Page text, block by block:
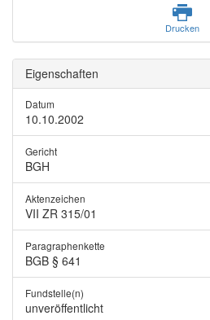
Drucken
Eigenschaften
Datum
10.10.2002
Gericht
BGH
Aktenzeichen
VII ZR 315/01
Paragraphenkette
BGB § 641
Fundstelle(n)
unveröffentlicht